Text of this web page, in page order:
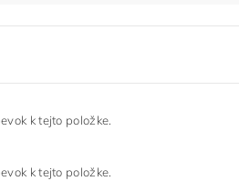
k tejto položke.
k tejto položke.